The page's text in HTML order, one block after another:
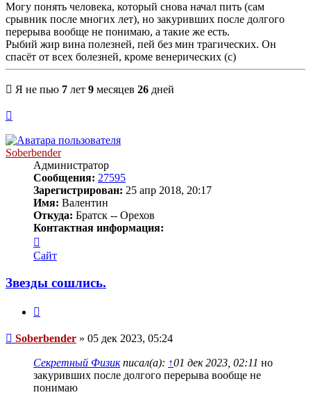
Могу понять человека, который снова начал пить (сам
срывник после многих лет), но закуривших после долгого
перерыва вообще не понимаю, а такие же есть.
Рыбий жир вина полезней, пей без мин трагических. Он
спасёт от всех болезней, кроме венерических (с)
Я не пью 7 лет 9 месяцев 26 дней
началу
Soberbender
Администратор
Сообщения: 27595
Зарегистрирован: 25 апр 2018, 20:17
Имя: Валентин
Откуда: Братск -- Орехов
Контактная информация:
информация
пользователя
Сайт
Звезды сошлись.
Сообщение
Soberbender » 05 дек 2023, 05:24
Секретный Физикписал(а): ↑01 дек 2023, 02:11 но
закуривших после долгого перерыва вообще не
понимаю